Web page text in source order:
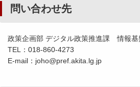
問い合わせ先
政策企画部 デジタル政策推進課 情報基
TEL：018-860-4273
E-mail：joho@pref.akita.lg.jp